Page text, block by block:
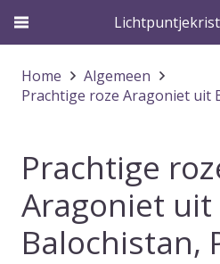
Home
Algemeen
Prachtige roze Aragoniet uit
Prachtige
Aragoniet uit
Balochistan,